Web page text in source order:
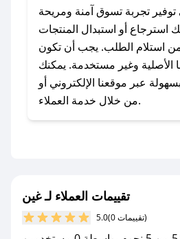
غين؟
وخصومات حصرية، قم بما
يلي:
- اضغط على أيقونة متابعة لمتجر غين في تطبيق
صحصح.
- تابع حسابنا الرسمي على تويتر وقم بتفعيل زر
ووفّر على كل مشترياتك مع
تجربة تسوق آمنة ومريحة
استرجاع أو استبدال المنتجات
7 أيام من استلام الطلب. يجب أن تكون
الأصلية وغير مستخدمة. يمكنك
عبر موقعنا الإلكتروني أو
من خلال خدمة العملاء.
تقييمات العملاء لـ غين
5.0 (0 تقييمات)